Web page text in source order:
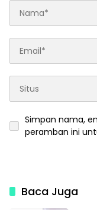
Simpan nama,
peramban ini
Baca Juga